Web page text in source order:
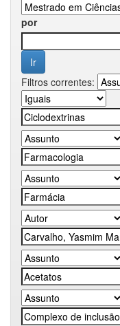
por
Filtros correntes: